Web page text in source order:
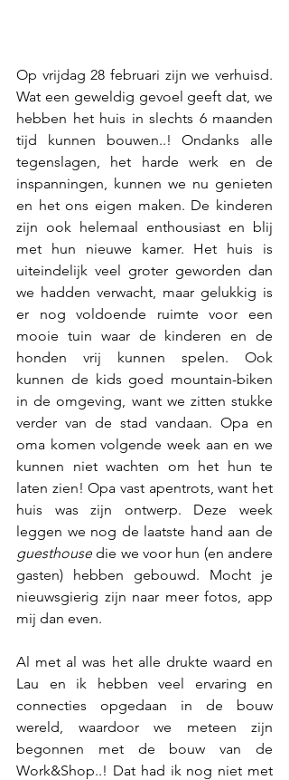
Op vrijdag 28 februari zijn we verhuisd.
Wat een geweldig gevoel geeft dat, we
hebben het huis in slechts 6 maanden
tijd kunnen bouwen..! Ondanks alle
tegenslagen, het harde werk en de
inspanningen, kunnen we nu genieten
en het ons eigen maken. De kinderen
zijn ook helemaal enthousiast en blij
met hun nieuwe kamer. Het huis is
uiteindelijk veel groter geworden dan
we hadden verwacht, maar gelukkig is
er nog voldoende ruimte voor een
mooie tuin waar de kinderen en de
honden vrij kunnen spelen. Ook
kunnen de kids goed mountain-biken
in de omgeving, want we zitten stukke
verder van de stad vandaan. Opa en
oma komen volgende week aan en we
kunnen niet wachten om het hun te
laten zien! Opa vast apentrots, want het
huis was zijn ontwerp. Deze week
guesthouse die we voor hun (en andere
gasten) hebben gebouwd. Mocht je
nieuwsgierig zijn naar meer fotos, app
mij dan even.
Al met al was het alle drukte waard en
Lau en ik hebben veel ervaring en
connecties opgedaan in de bouw
wereld, waardoor we meteen zijn
begonnen met de bouw van de
Work&Shop..! Dat had ik nog niet met